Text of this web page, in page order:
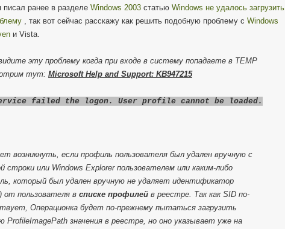
ранее в разделе Windows 2003 статью Windows не удалось загрузить
, так вот сейчас расскажу как решить подобную проблему с Windows
и Vista.
эту проблему когда при входе в систему попадаете в TEMP
тут: Microsoft Help and Support: KB947215
failed the logon. User profile cannot be loaded.
возникнуть, если профиль пользователя был удален вручную с
строки или Windows Explorer пользователем или каким-либо
который был удален вручную не удаляет идентификатор
от пользователя в списке профилей в реестре. Так как SID по-
Операционка будет по-прежнему пытаться загрузить
значения в реестре, но оно указывает уже на